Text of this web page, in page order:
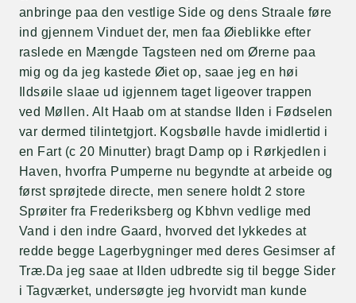
anbringe paa den vestlige Side og dens Straale føre
ind gjennem Vinduet der, men faa Øieblikke efter
raslede en Mængde Tagsteen ned om Ørerne paa
mig og da jeg kastede Øiet op, saae jeg en høi
Ildsøile slaae ud igjennem taget ligeover trappen
ved Møllen. Alt Haab om at standse Ilden i Fødselen
var dermed tilintetgjort. Kogsbølle havde imidlertid i
en Fart (c 20 Minutter) bragt Damp op i Rørkjedlen i
Haven, hvorfra Pumperne nu begyndte at arbeide og
først sprøjtede directe, men senere holdt 2 store
Sprøiter fra Frederiksberg og Kbhvn vedlige med
Vand i den indre Gaard, hvorved det lykkedes at
redde begge Lagerbygninger med deres Gesimser af
Træ.Da jeg saae at Ilden udbredte sig til begge Sider
i Tagværket, undersøgte jeg hvorvidt man kunde